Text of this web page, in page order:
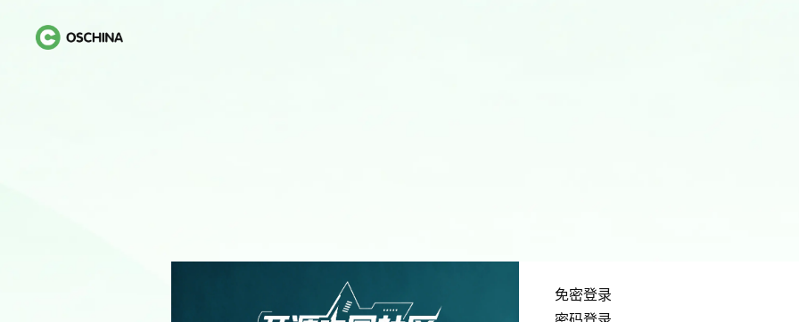
免密登录